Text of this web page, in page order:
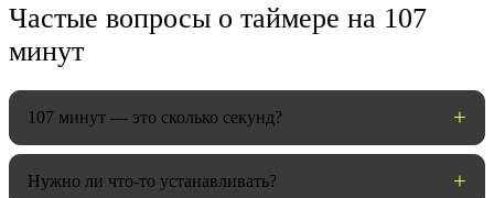
Частые вопросы о таймере на 107
минут
107 минут — это сколько секунд?
Нужно ли что-то устанавливать?